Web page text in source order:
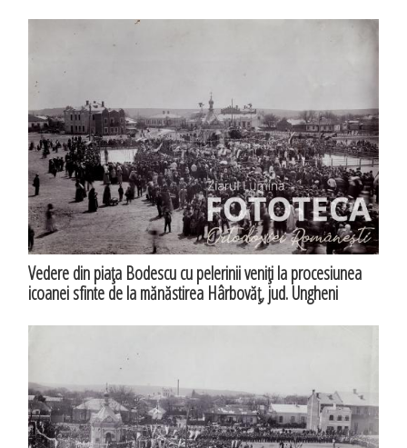
Vedere din piaţa Bodescu cu pelerinii veniţi la procesiunea
icoanei sfinte de la mănăstirea Hârbovăţ, jud. Ungheni